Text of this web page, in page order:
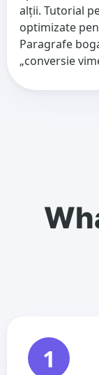
alții. Tutorial
optimizate
Paragrafe
„conversie
1